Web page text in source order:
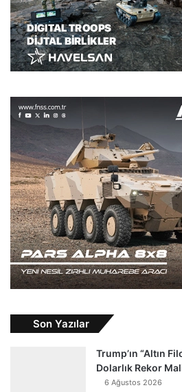
Son Yazılar
Trump’ın “Altın
Dolarlık Rekor
6 Ağustos 2026